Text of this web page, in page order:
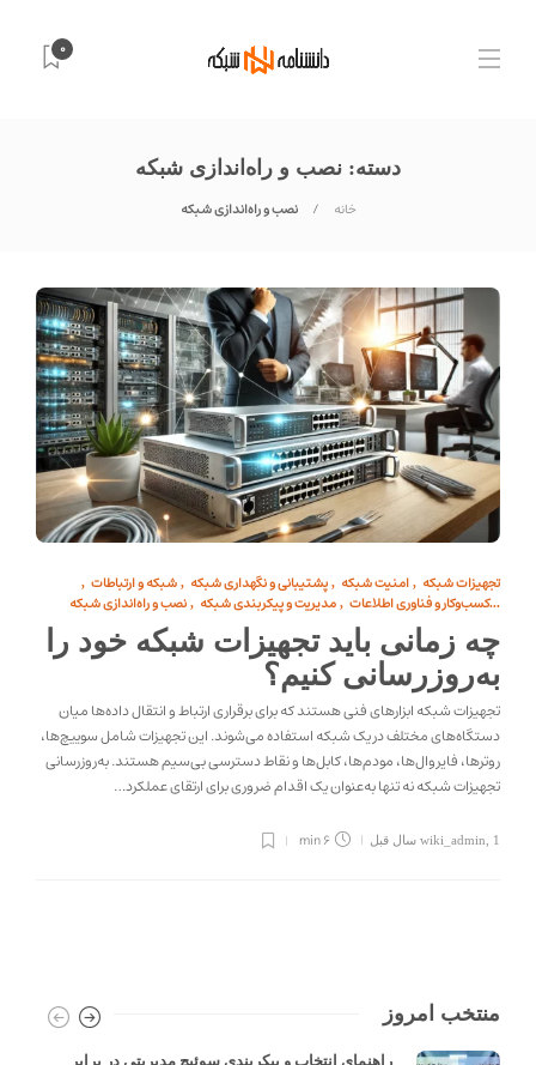
0
دسته: نصب و راه‌اندازی شبکه
خانه نصب و راه‌اندازی شبکه
تجهیزات شبکه , امنیت شبکه , پشتیبانی و نگهداری شبکه , شبکه و ارتباطات ,
کسب‌وکار و فناوری اطلاعات , مدیریت و پیکربندی شبکه , نصب و راه‌اندازی شبکه ...
چه زمانی باید تجهیزات شبکه خود را
به‌روزرسانی کنیم؟
تجهیزات شبکه ابزارهای فنی هستند که برای برقراری ارتباط و انتقال داده‌ها میان
دستگاه‌های مختلف در یک شبکه استفاده می‌شوند. این تجهیزات شامل سوییچ‌ها،
روترها، فایروال‌ها، مودم‌ها، کابل‌ها و نقاط دسترسی بی‌سیم هستند. به‌روزرسانی
تجهیزات شبکه نه تنها به‌عنوان یک اقدام ضروری برای ارتقای عملکرد…
wiki_admin 1 سال قبل 6 min
منتخب امروز
راهنمای انتخاب و پیکربندی سوئیچ مدیریتی در برابر